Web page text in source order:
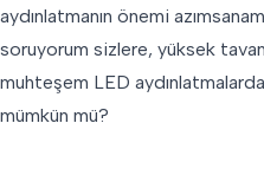
aydınlatmanın önemi
soruyorum sizlere, yüksek
muhteşem LED
mümkün mü?